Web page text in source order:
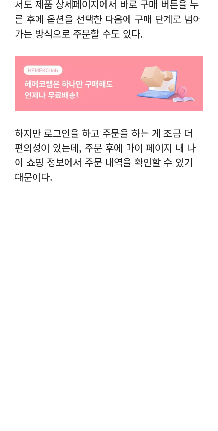
서도 제품 상세페이지에서 바로 구매 버튼을 누
른 후에 옵션을 선택한 다음에 구매 단계로 넘어
가는 방식으로 주문할 수도 있다.
하지만 로그인을 하고 주문을 하는 게 조금 더
편의성이 있는데, 주문 후에 마이 페이지 내 나
이 쇼핑 정보에서 주문 내역을 확인할 수 있기
때문이다.